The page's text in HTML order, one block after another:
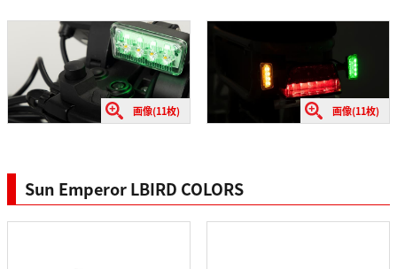
画像(11枚) 画像(11枚)
Sun Emperor LBIRD COLORS